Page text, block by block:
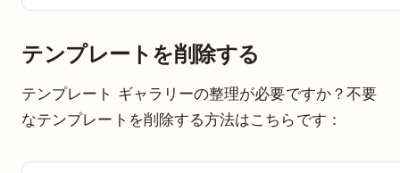
テンプレートを削除する
テンプレート ギャラリーの整理が必要ですか？不要
なテンプレートを削除する方法はこちらです：